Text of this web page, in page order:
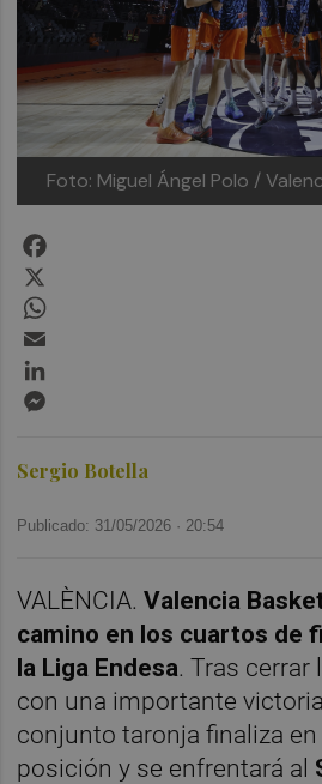
Foto: Miguel Ángel Polo /
Sergio Botella
Publicado: 31/05/2026 · 20:54
VALÈNCIA.Valencia
camino en los cuartos de
la Liga Endesa. Tras cerrar
con una importante
conjunto taronja finaliza
posición y se enfrentará al